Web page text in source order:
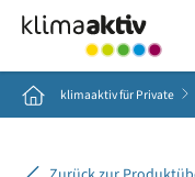
Home klimaaktiv für Private